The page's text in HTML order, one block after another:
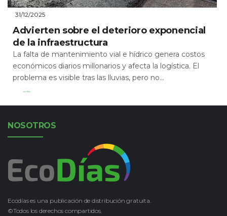
31/12/2025
Advierten sobre el deterioro exponencial
de la infraestructura
La falta de mantenimiento vial e hídrico genera costos
económicos diarios millonarios y afecta la logística. El
problema es visible tras las lluvias, pero no...
Leer Más
NOSOTROS
Ecodías es una publicación de distribución gratuita.
©Todos los derechos compartidos.